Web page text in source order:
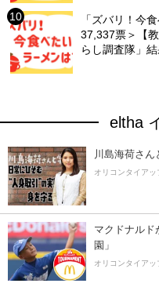
「ズバリ！今
37,337票＞【
らし調査隊」
eltha
川島海荷さん
オリコンタイアッ
マクドナルド
園」
オリコンタイアッ